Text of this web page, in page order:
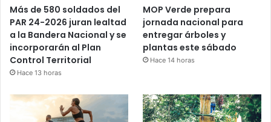
Más de 580 soldados del
PAR 24-2026 juran lealtad
a la Bandera Nacional y se
incorporarán al Plan
Control Territorial
Hace 13 horas
MOP Verde prepara
jornada nacional para
entregar árboles y
plantas este sábado
Hace 14 horas